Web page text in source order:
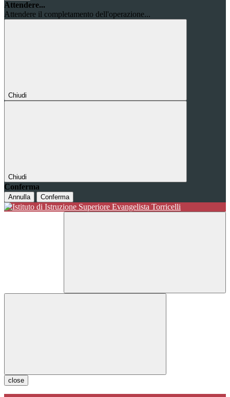
Attendere...
Attendere il completamento dell'operazione...
Chiudi
Chiudi
Conferma
Annulla Conferma
close